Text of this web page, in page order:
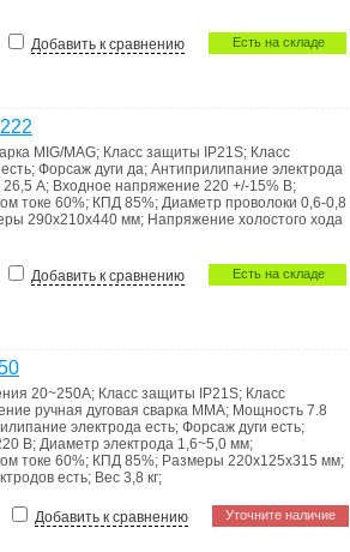
Есть на складе
Добавить к сравнению
MIG/MAG; Класс защиты IP21S; Класс
есть; Форсаж дуги да; Антиприлипание электрода
26,5 А; Входное напряжение 220 +/-15% В;
токе 60%; КПД 85%; Диаметр проволоки 0,6-0,8
290х210х440 мм; Напряжение холостого хода
Есть на складе
Добавить к сравнению
20~250A; Класс защиты IP21S; Класс
ручная дуговая сварка ММА; Мощность 7.8
электрода есть; Форсаж дуги есть;
В; Диаметр электрода 1,6~5,0 мм;
токе 60%; КПД 85%; Размеры 220х125х315 мм;
есть; Вес 3,8 кг;
Уточните наличие
Добавить к сравнению